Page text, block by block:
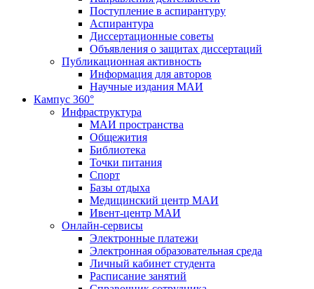
Поступление в аспирантуру
Аспирантура
Диссертационные советы
Объявления о защитах диссертаций
Публикационная активность
Информация для авторов
Научные издания МАИ
Кампус 360°
Инфраструктура
МАИ пространства
Общежития
Библиотека
Точки питания
Спорт
Базы отдыха
Медицинский центр МАИ
Ивент-центр МАИ
Онлайн-сервисы
Электронные платежи
Электронная образовательная среда
Личный кабинет студента
Расписание занятий